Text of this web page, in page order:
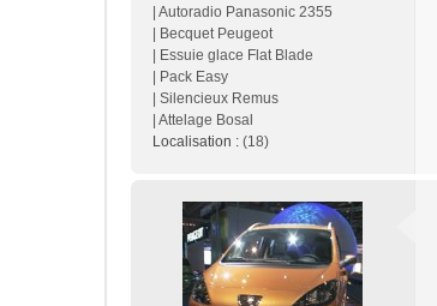
| Autoradio Panasonic 2355
| Becquet Peugeot
| Essuie glace Flat Blade
| Pack Easy
| Silencieux Remus
| Attelage Bosal
Localisation : (18)